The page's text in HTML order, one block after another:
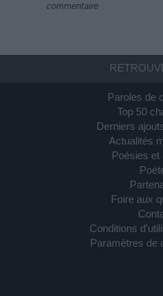
commentaire
Paroles de
Top 50
Derniers
Actualités
Poésies et
Foire aux
Conditions
Paramètres de